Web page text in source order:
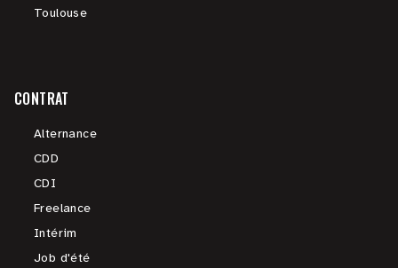
Toulouse
CONTRAT
Alternance
CDD
CDI
Freelance
Intérim
Job d'été